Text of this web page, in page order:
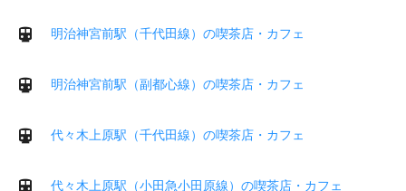
明治神宮前駅（千代田線）の喫茶店・カフェ
明治神宮前駅（副都心線）の喫茶店・カフェ
代々木上原駅（千代田線）の喫茶店・カフェ
代々木上原駅（小田急小田原線）の喫茶店・カフェ